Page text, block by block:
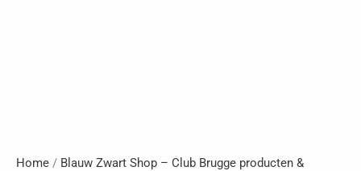
Home / Blauw Zwart Shop – Club Brugge producten &